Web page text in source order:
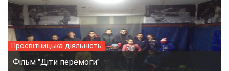
Просвітницька діяльність
Фільм "Діти перемоги"